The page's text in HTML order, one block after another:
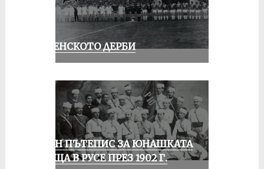
РУСЕНСКОТО ДЕРБИ
ЕДИН ПЪТЕПИС ЗА ЮНАШКАТА
СРЕЩА В РУСЕ ПРЕЗ 1902 Г.